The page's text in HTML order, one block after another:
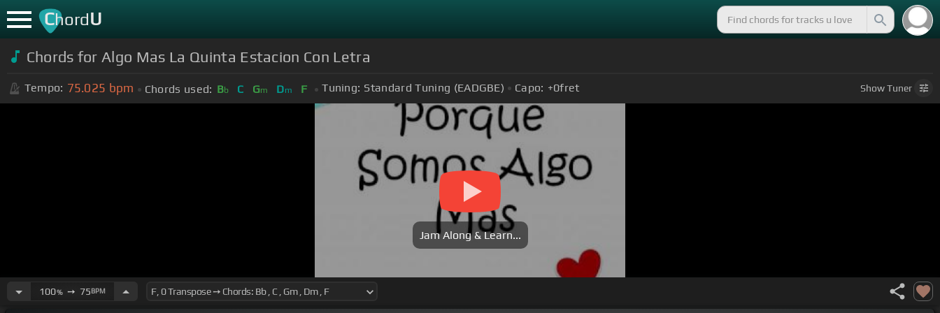
ChordU
Chords for Algo Mas La Quinta Estacion Con Letra
Tempo: 75.025 bpm Chords used: Bb C Gm Dm F Tuning: Standard Tuning (EADGBE) Capo: +0fret ShowTuner
Jam Along & Learn...
100%➙ 75BPM